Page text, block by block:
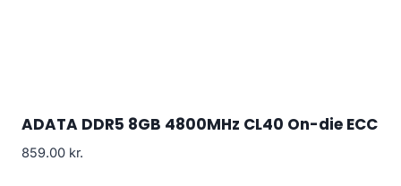
ADATA DDR5 8GB 4800MHz CL40 On-die ECC
859.00 kr.